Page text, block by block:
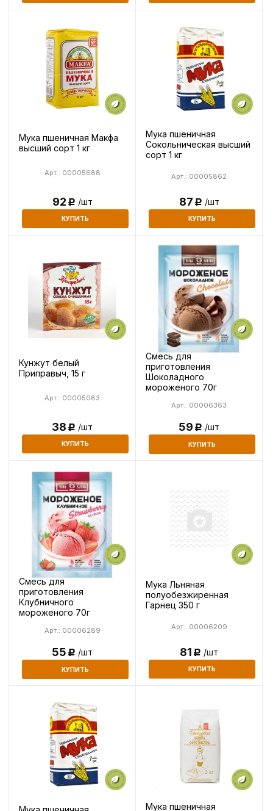
Мука пшеничная Mакфа
высший сорт 1 кг
Арт.: 00005688
92Р /шт
КУПИТЬ
Мука пшеничная
Сокольническая высший
сорт 1 кг
Арт.: 00005862
87Р /шт
КУПИТЬ
Кунжут белый
Приправыч, 15 г
Арт.: 00005083
38Р /шт
КУПИТЬ
Смесь для
приготовления
Шоколадного
мороженого 70г
Арт.: 00006363
59Р /шт
КУПИТЬ
Смесь для
приготовления
Клубничного
мороженого 70г
Арт.: 00006289
55Р /шт
КУПИТЬ
Мука Льняная
полуобезжиренная
Гарнец 350 г
Арт.: 00006209
81Р /шт
КУПИТЬ
Мука пшеничная